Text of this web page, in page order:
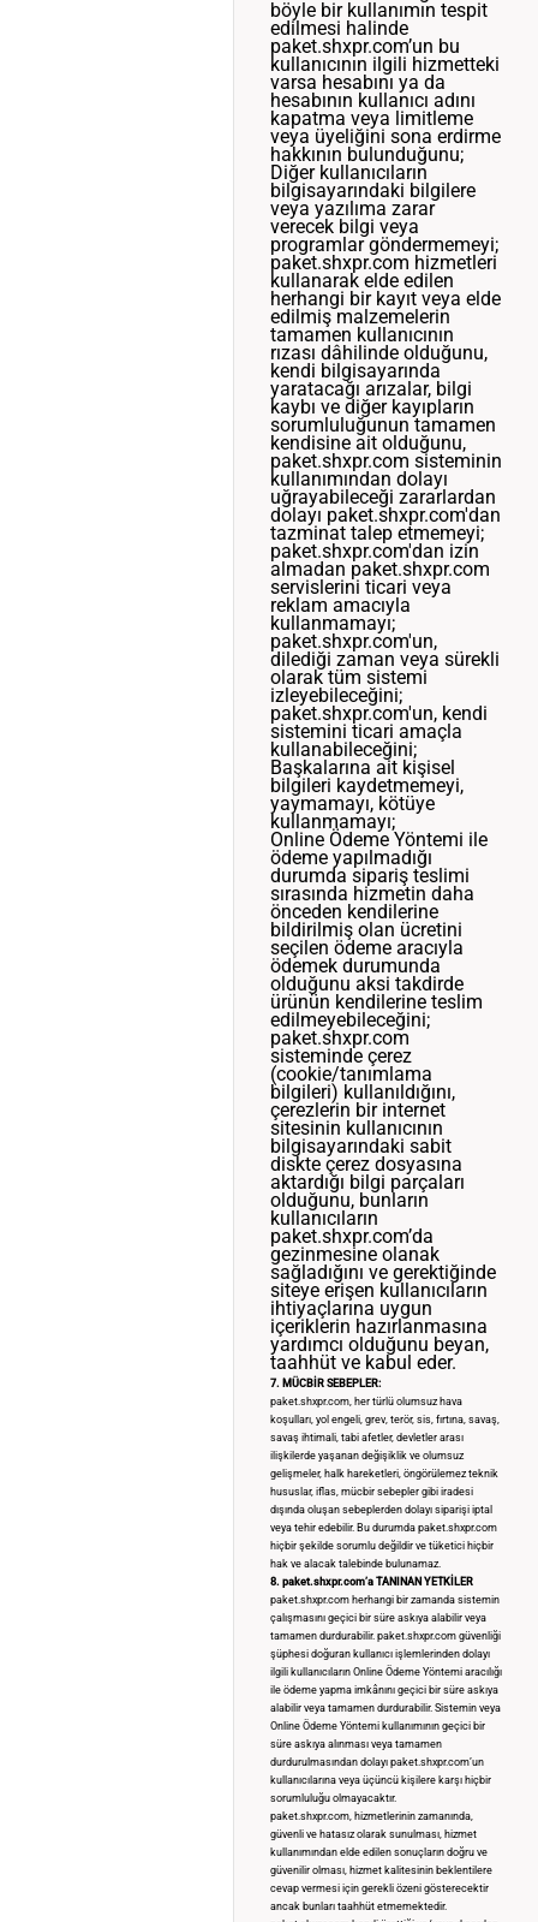
böyle bir kullanımın tespit
edilmesi halinde
paket.shxpr.com’un bu
kullanıcının ilgili hizmetteki
varsa hesabını ya da
hesabının kullanıcı adını
kapatma veya limitleme
veya üyeliğini sona erdirme
hakkının bulunduğunu;
Diğer kullanıcıların
bilgisayarındaki bilgilere
veya yazılıma zarar
verecek bilgi veya
programlar göndermemeyi;
paket.shxpr.com hizmetleri
kullanarak elde edilen
herhangi bir kayıt veya elde
edilmiş malzemelerin
tamamen kullanıcının
rızası dâhilinde olduğunu,
kendi bilgisayarında
yaratacağı arızalar, bilgi
kaybı ve diğer kayıpların
sorumluluğunun tamamen
kendisine ait olduğunu,
paket.shxpr.com sisteminin
kullanımından dolayı
uğrayabileceği zararlardan
dolayı paket.shxpr.com'dan
tazminat talep etmemeyi;
paket.shxpr.com'dan izin
almadan paket.shxpr.com
servislerini ticari veya
reklam amacıyla
kullanmamayı;
paket.shxpr.com'un,
dilediği zaman veya sürekli
olarak tüm sistemi
izleyebileceğini;
paket.shxpr.com'un, kendi
sistemini ticari amaçla
kullanabileceğini;
Başkalarına ait kişisel
bilgileri kaydetmemeyi,
yaymamayı, kötüye
kullanmamayı;
Online Ödeme Yöntemi ile
ödeme yapılmadığı
durumda sipariş teslimi
sırasında hizmetin daha
önceden kendilerine
bildirilmiş olan ücretini
seçilen ödeme aracıyla
ödemek durumunda
olduğunu aksi takdirde
ürünün kendilerine teslim
edilmeyebileceğini;
paket.shxpr.com
sisteminde çerez
(cookie/tanımlama
bilgileri) kullanıldığını,
çerezlerin bir internet
sitesinin kullanıcının
bilgisayarındaki sabit
diskte çerez dosyasına
aktardığı bilgi parçaları
olduğunu, bunların
kullanıcıların
paket.shxpr.com’da
gezinmesine olanak
sağladığını ve gerektiğinde
siteye erişen kullanıcıların
ihtiyaçlarına uygun
içeriklerin hazırlanmasına
yardımcı olduğunu beyan,
taahhüt ve kabul eder.
7. MÜCBİR SEBEPLER:
paket.shxpr.com, her türlü olumsuz hava
koşulları, yol engeli, grev, terör, sis, fırtına, savaş,
savaş ihtimali, tabi afetler, devletler arası
ilişkilerde yaşanan değişiklik ve olumsuz
gelişmeler, halk hareketleri, öngörülemez teknik
hususlar, iflas, mücbir sebepler gibi iradesi
dışında oluşan sebeplerden dolayı siparişi iptal
veya tehir edebilir. Bu durumda paket.shxpr.com
hiçbir şekilde sorumlu değildir ve tüketici hiçbir
hak ve alacak talebinde bulunamaz.
8. paket.shxpr.com’a TANINAN YETKİLER
paket.shxpr.com herhangi bir zamanda sistemin
çalışmasını geçici bir süre askıya alabilir veya
tamamen durdurabilir. paket.shxpr.com güvenliği
şüphesi doğuran kullanıcı işlemlerinden dolayı
ilgili kullanıcıların Online Ödeme Yöntemi aracılığı
ile ödeme yapma imkânını geçici bir süre askıya
alabilir veya tamamen durdurabilir. Sistemin veya
Online Ödeme Yöntemi kullanımının geçici bir
süre askıya alınması veya tamamen
durdurulmasından dolayı paket.shxpr.com’un
kullanıcılarına veya üçüncü kişilere karşı hiçbir
sorumluluğu olmayacaktır.
paket.shxpr.com, hizmetlerinin zamanında,
güvenli ve hatasız olarak sunulması, hizmet
kullanımından elde edilen sonuçların doğru ve
güvenilir olması, hizmet kalitesinin beklentilere
cevap vermesi için gerekli özeni gösterecektir
ancak bunları taahhüt etmemektedir.